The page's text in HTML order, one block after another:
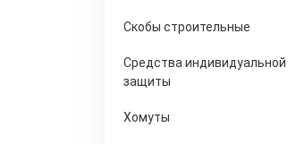
Скобы строительные
Средства индивидуальной
защиты
Хомуты